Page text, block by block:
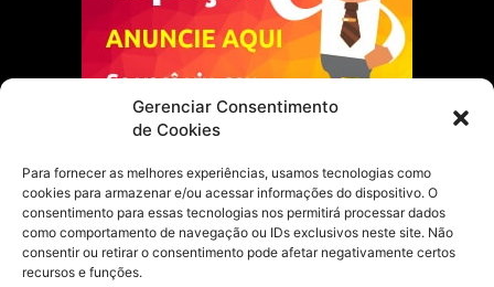
Gerenciar Consentimento
de Cookies
Para fornecer as melhores experiências, usamos tecnologias como
cookies para armazenar e/ou acessar informações do dispositivo. O
consentimento para essas tecnologias nos permitirá processar dados
como comportamento de navegação ou IDs exclusivos neste site. Não
consentir ou retirar o consentimento pode afetar negativamente certos
recursos e funções.
Escolha do Editor
Justiça Itinerante garante regularização
fundiária e casamento comunitário para